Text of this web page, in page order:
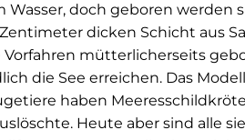
Wasser, doch geboren werden
dicken Schicht aus
Vorfahren mütterlicherseits
die See erreichen. Das
haben
Heute aber sind alle